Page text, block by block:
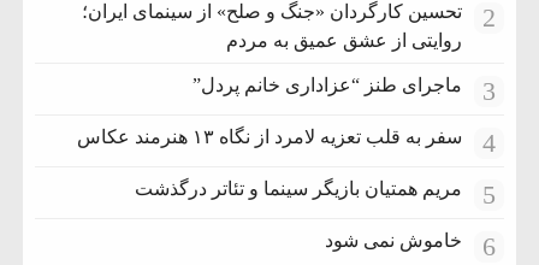
2
تحسین کارگردان «جنگ و صلح» از سینمای ایران؛
روایتی از عشق عمیق به مردم
3 ماجرای طنز “عزاداری خانم پردل”
4 سفر به قلب تعزیه لامرد از نگاه ۱۳ هنرمند عکاس
5 مریم همتیان بازیگر سینما و تئاتر درگذشت
6 خاموش نمی شود